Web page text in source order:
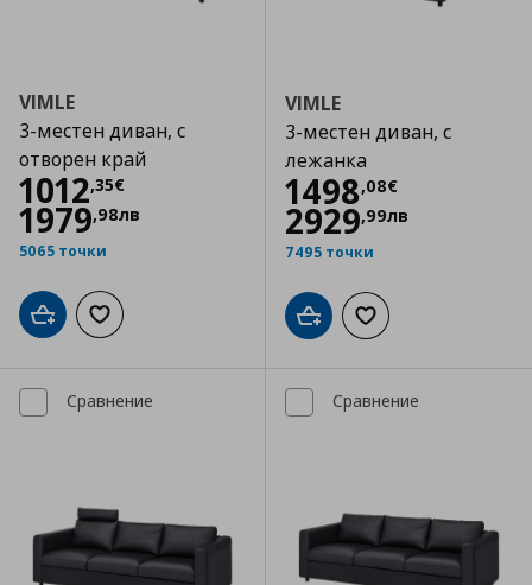
VIMLE
3-местен диван, с
отворен край
1012,35€
Цена1012,35 €
1979,98лв
5065 точки
Добави в кошницата
Добави към списъка с любими
VIMLE
3-местен диван, с
лежанка
1498,08€
Цена1498,08 €
2929,99лв
7495 точки
Добави в кошницата
Добави към
Сравнение Сравнение